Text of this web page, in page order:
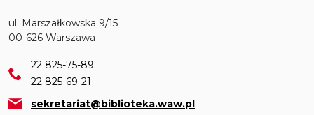
ul. Marszałkowska 9/15
00-626 Warszawa
22 825-75-89
22 825-69-21
sekretariat@biblioteka.waw.pl